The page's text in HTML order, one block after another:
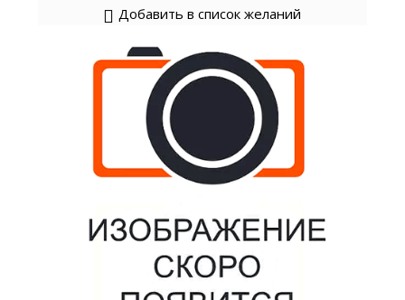
Добавить в список желаний